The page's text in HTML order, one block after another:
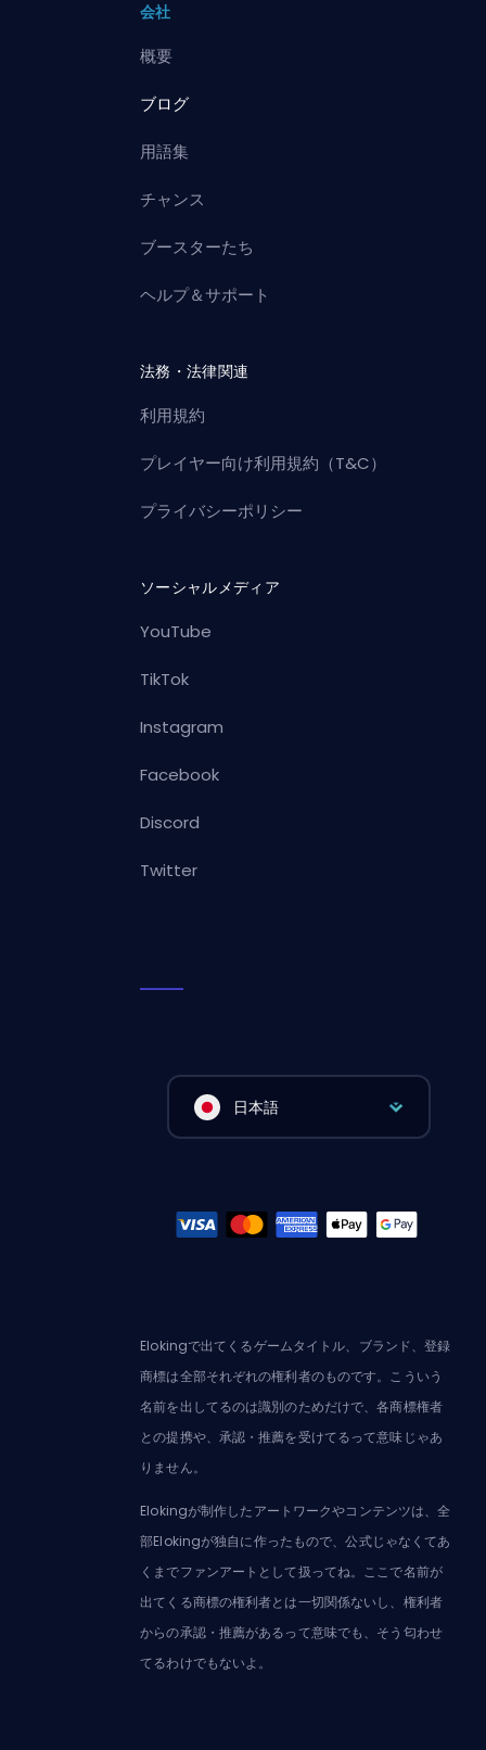
会社
概要
ブログ
用語集
チャンス
ブースターたち
ヘルプ＆サポート
法務・法律関連
利用規約
プレイヤー向け利用規約（T&C）
プライバシーポリシー
ソーシャルメディア
YouTube
TikTok
Instagram
Facebook
Discord
Twitter
日本語
Elokingで出てくるゲームタイトル、ブランド、登録
商標は全部それぞれの権利者のものです。こういう
名前を出してるのは識別のためだけで、各商標権者
との提携や、承認・推薦を受けてるって意味じゃあ
りません。
Elokingが制作したアートワークやコンテンツは、全
部Elokingが独自に作ったもので、公式じゃなくてあ
くまでファンアートとして扱ってね。ここで名前が
出てくる商標の権利者とは一切関係ないし、権利者
からの承認・推薦があるって意味でも、そう匂わせ
てるわけでもないよ。